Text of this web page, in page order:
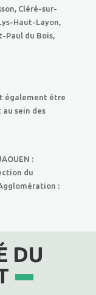
Cléré-sur-
Haut-Layon,
Paul du Bois,
également être
au sein des
:
du
:
DU